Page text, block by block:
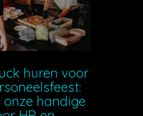
huren voor
handige